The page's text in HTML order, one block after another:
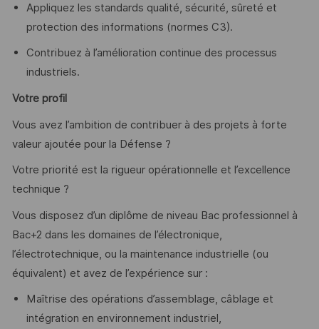
Appliquez les standards qualité, sécurité, sûreté et
protection des informations (normes C3).
Contribuez à l’amélioration continue des processus
industriels.
Votre profil
Vous avez l’ambition de contribuer à des projets à forte
valeur ajoutée pour la Défense ?
Votre priorité est la rigueur opérationnelle et l’excellence
technique ?
Vous disposez d’un diplôme de niveau Bac professionnel à
Bac+2 dans les domaines de l’électronique,
l’électrotechnique, ou la maintenance industrielle (ou
équivalent) et avez de l’expérience sur :
Maîtrise des opérations d’assemblage, câblage et
intégration en environnement industriel,